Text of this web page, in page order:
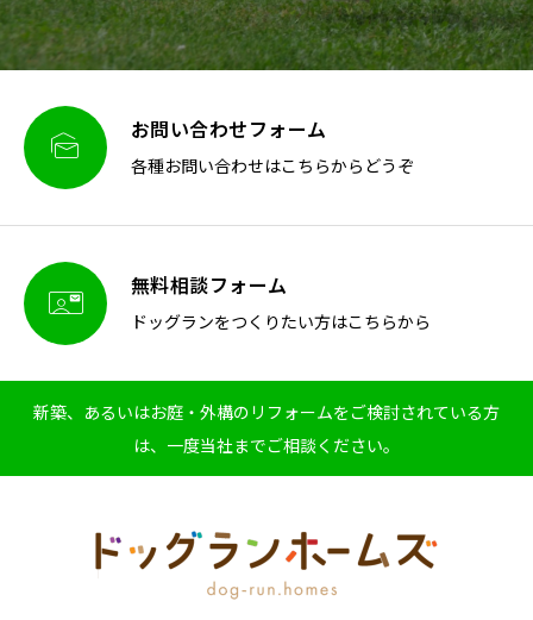
 お問い合わせフォーム
各種お問い合わせはこちらからどうぞ
 無料相談フォーム
ドッグランをつくりたい方はこちらから
新築、あるいはお庭・外構のリフォームをご検討されている方
は、一度当社までご相談ください。